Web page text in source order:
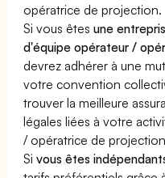
opératrice de projection.
Si vous êtesune
d'équipe opérateur /
devrez adhérer à une
votre convention
trouver la meilleure
légales liées à votre
/ opératrice de
Sivous êtes